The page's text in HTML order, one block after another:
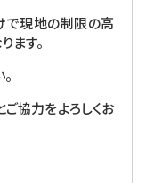
で現地の制限の高
ます。
協力をよろしくお